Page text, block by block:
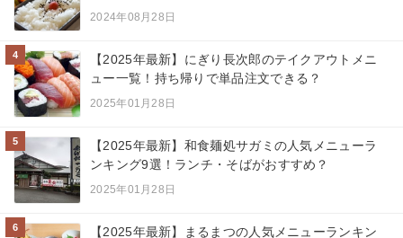
2024年08月28日
4
【2025年最新】にぎり長次郎のテイクアウトメニ
ュー一覧！持ち帰りで単品注文できる？
2025年01月28日
5
【2025年最新】和食麺処サガミの人気メニューラ
ンキング9選！ランチ・そばがおすすめ？
2025年01月28日
6
【2025年最新】まるまつの人気メニューランキン